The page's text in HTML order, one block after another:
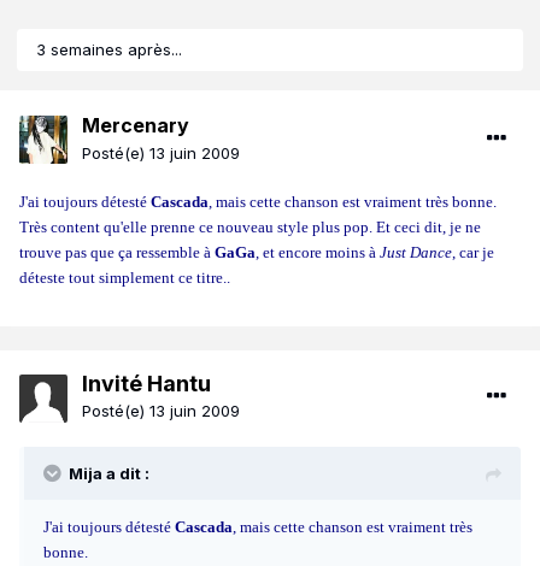
3 semaines après...
Mercenary
Posté(e) 13 juin 2009
J'ai toujours détesté Cascada, mais cette chanson est vraiment très bonne.
Très content qu'elle prenne ce nouveau style plus pop. Et ceci dit, je ne
trouve pas que ça ressemble à GaGa, et encore moins à Just Dance, car je
déteste tout simplement ce titre..
Invité Hantu
Posté(e) 13 juin 2009
Mija a dit :
J'ai toujours détesté Cascada, mais cette chanson est vraiment très
bonne.